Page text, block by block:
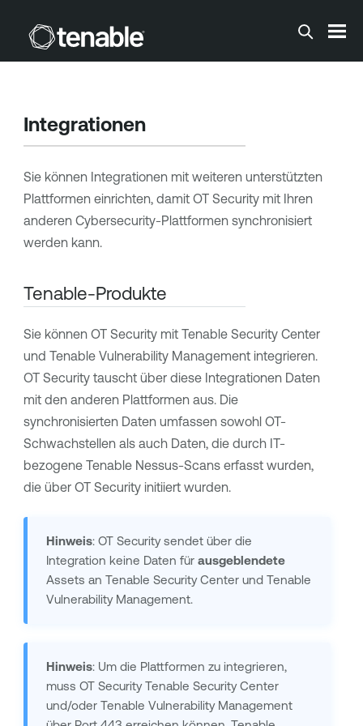
Zum Hauptinhalt springen
Integrationen
Sie können Integrationen mit weiteren unterstützten
Plattformen einrichten, damit OT Securitymit Ihren
anderen Cybersecurity-Plattformen synchronisiert
werden kann.
Tenable-Produkte
Sie können OT Securitymit Tenable Security Center
und Tenable Vulnerability Managementintegrieren.
OT Securitytauscht über diese Integrationen Daten
mit den anderen Plattformen aus. Die
synchronisierten Daten umfassen sowohl OT-
Schwachstellen als auch Daten, die durch IT-
bezogene Tenable Nessus-Scans erfasst wurden,
die über OT Securityinitiiert wurden.
Hinweis: OT Securitysendet über die
Integration keine Daten für ausgeblendete
Assets an Tenable Security Centerund Tenable
Vulnerability Management.
Hinweis: Um die Plattformen zu integrieren,
muss OT Security Tenable Security Center
und/oder Tenable Vulnerability Management